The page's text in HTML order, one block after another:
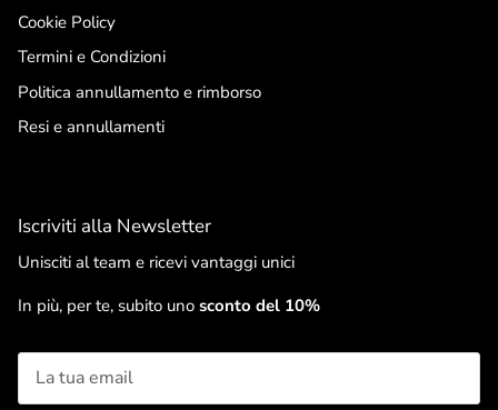
Cookie Policy
Termini e Condizioni
Politica annullamento e rimborso
Resi e annullamenti
Iscriviti alla Newsletter
Unisciti al team e ricevi vantaggi unici
In più, per te, subito uno sconto del 10%